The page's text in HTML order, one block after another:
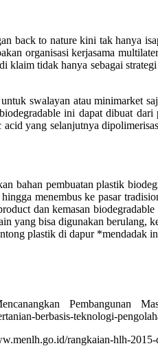
back to nature kini tak hanya
organisasi kerjasama
tidak hanya sebagai
swalayan atau minimarket
ini dapat dibuat dari
yang selanjutnya
pembuatan plastik
menembus ke pasar
dan kemasan
yang bisa digunakan berulang,
plastik di dapur *mendadak
Pembangunan
berbasis-teknologi-
rangkaian-hlh-2015-